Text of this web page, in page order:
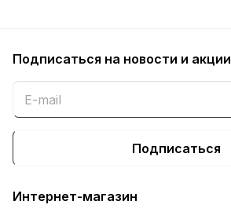
Подписаться на новости и акции
Подписаться
Интернет-магазин